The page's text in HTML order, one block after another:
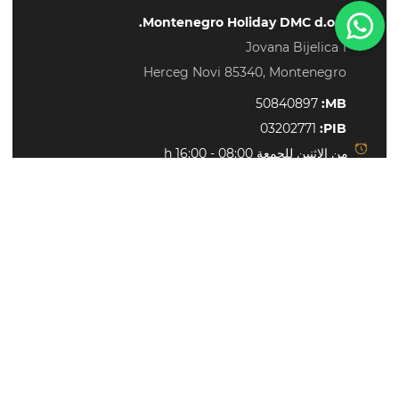
Montenegro Holiday DMC d.o.o.
Jovana Bijelica 1
Herceg Novi 85340, Montenegro
MB:
50840897
PIB:
03202771
من الإثنين للجمعة 08:00 - 16:00 h
Need help?